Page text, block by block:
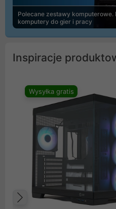
Polecane zestawy komputerowe.
komputery do gier i pracy
Inspiracje
Wysyłka gratis